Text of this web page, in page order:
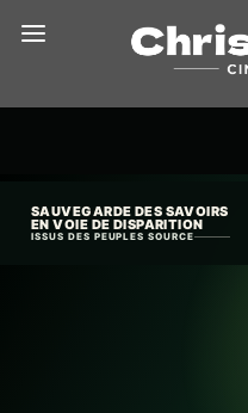
SAUVEGARDE DES SAVOIRS
EN VOIE DE DISPARITION
ISSUS DES PEUPLES SOURCE